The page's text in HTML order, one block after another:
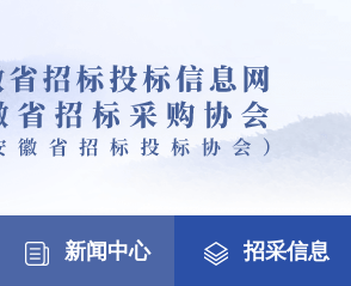
新闻中心 招采信息